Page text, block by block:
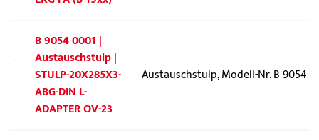
B 9054 0001 |
Austauschstulp |
STULP-20X285X3-
ABG-DIN L-
ADAPTER OV-23
Austauschstulp, Modell-Nr. B 9054